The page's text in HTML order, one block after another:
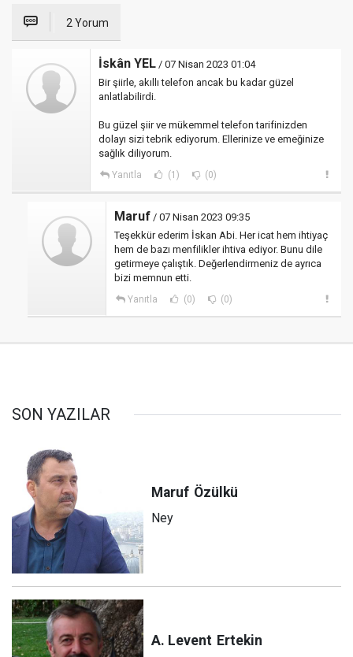
2 Yorum
İskân YEL / 07 Nisan 2023 01:04
Bir şiirle, akıllı telefon ancak bu kadar güzel
anlatlabilirdi.
Bu güzel şiir ve mükemmel telefon tarifinizden
dolayı sizi tebrik ediyorum. Ellerinize ve emeğinize
sağlık diliyorum.
Yanıtla (1) (0)
Maruf / 07 Nisan 2023 09:35
Teşekkür ederim İskan Abi. Her icat hem ihtiyaç
hem de bazı menfilikler ihtiva ediyor. Bunu dile
getirmeye çalıştık. Değerlendirmeniz de ayrıca
bizi memnun etti.
Yanıtla (0) (0)
SON YAZILAR
Maruf Özülkü
Ney
A. Levent Ertekin